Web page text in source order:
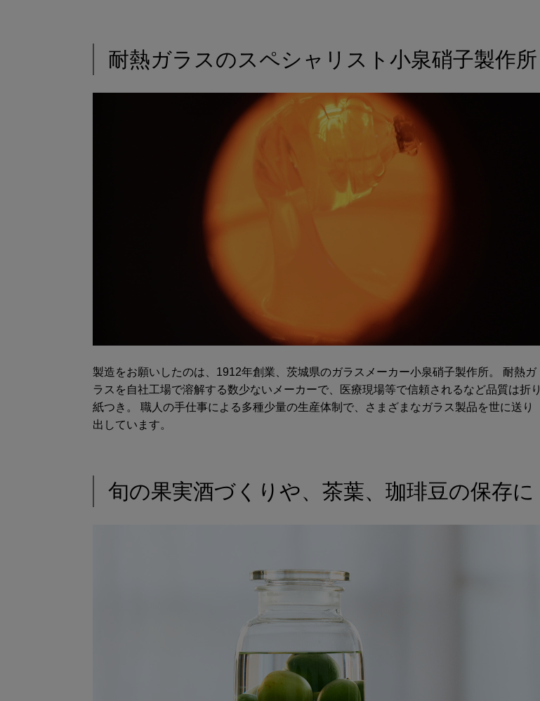
耐熱ガラスのスペシャリスト小泉硝子製作所
製造をお願いしたのは、1912年創業、茨城県のガラスメーカー小泉硝子製作所。 耐熱ガ
ラスを自社工場で溶解する数少ないメーカーで、医療現場等で信頼されるなど品質は折り
紙つき。 職人の手仕事による多種少量の生産体制で、さまざまなガラス製品を世に送り
出しています。
旬の果実酒づくりや、茶葉、珈琲豆の保存に